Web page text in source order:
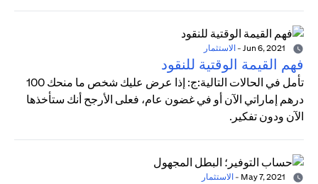
- الاستثمار
فهم القيمة الوقتية للنقود
تأمل في الحالات التالية:ج: إذا عرض عليك شخص ما منحك 100
درهم إماراتي الآن أو في غضون عام، فعلى الأرجح أنك ستأخذها
الآن ودون تفكير.
- الاستثمار